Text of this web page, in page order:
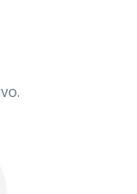
pivo.